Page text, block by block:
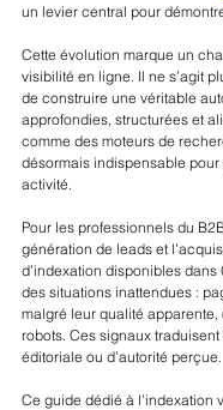
un levier central pour
Cette évolution marque un
visibilité en ligne. Il ne s’agit
de construire une véritable
approfondies, structurées et
comme des moteurs de
désormais indispensable
activité.
Pour les professionnels du
génération de leads et
d’indexation disponibles
des situations inattendues :
malgré leur qualité
robots. Ces signaux
éditoriale ou d’autorité perçue.
Ce guide dédié à l’indexation